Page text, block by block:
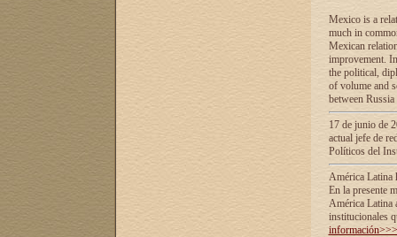
Mexico is a
much in
Mexican
improvement.
the political,
of volume and
between
17 de junio de
actual jefe de
Políticos del
América Latina
En la presente
América Latina
institucionales
información>>>